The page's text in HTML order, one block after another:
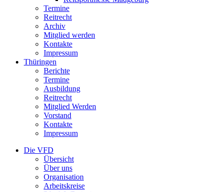
Termine
Reitrecht
Archiv
Mitglied werden
Kontakte
Impressum
Thüringen
Berichte
Termine
Ausbildung
Reitrecht
Mitglied Werden
Vorstand
Kontakte
Impressum
Die VFD
Übersicht
Über uns
Organisation
Arbeitskreise